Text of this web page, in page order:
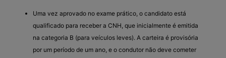
Uma vez aprovado no exame prático, o candidato está
qualificado para receber a CNH, que inicialmente é emitida
na categoria B (para veículos leves). A carteira é provisória
por um período de um ano, e o condutor não deve cometer